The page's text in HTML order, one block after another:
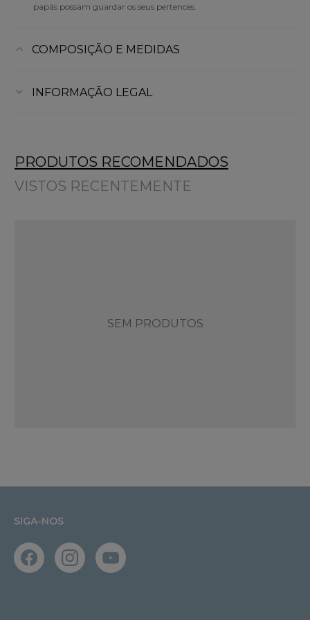
papás possam guardar os seus pertences.
COMPOSIÇÃO E MEDIDAS
INFORMAÇÃO LEGAL
PRODUTOS RECOMENDADOS
VISTOS RECENTEMENTE
SEM PRODUTOS
SIGA-NOS